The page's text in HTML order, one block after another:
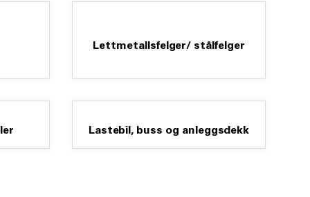
Lettmetallsfelger/ stålfelger
Lastebil, buss og anleggsdekk